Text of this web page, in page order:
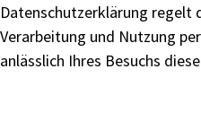
Datenschutzerklärung regelt
Verarbeitung und Nutzung
anlässlich Ihres Besuchs